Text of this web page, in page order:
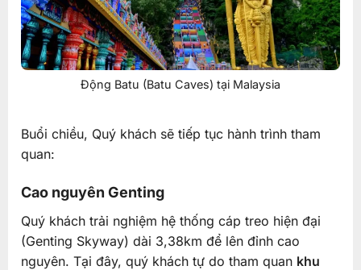
Động Batu (Batu Caves) tại Malaysia
Buổi chiều, Quý khách sẽ tiếp tục hành trình tham
quan:
Cao nguyên Genting
Quý khách trải nghiệm hệ thống cáp treo hiện đại
(Genting Skyway) dài 3,38km để lên đỉnh cao
nguyên. Tại đây, quý khách tự do tham quan khu